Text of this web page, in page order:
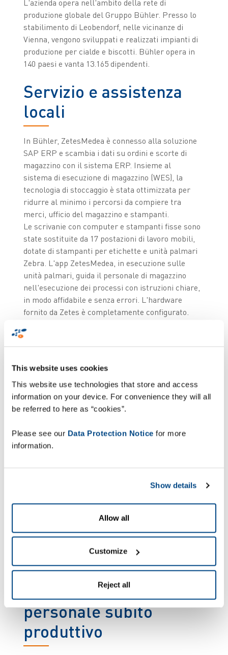
This website uses cookies
This website use technologies that store and access
information on your device. For convenience they will all
be referred to here as “cookies”.
Please see our Data Protection Notice for more
information.
Show details
Allow all
Customize
Reject all
L'azienda opera nell'ambito della rete di
produzione globale del Gruppo Bühler. Presso lo
stabilimento di Leobendorf, nelle vicinanze di
Vienna, vengono sviluppati e realizzati impianti di
produzione per cialde e biscotti. Bühler opera in
140 paesi e vanta 13.165 dipendenti.
Servizio e assistenza
locali
In Bühler, ZetesMedea è connesso alla soluzione
SAP ERP e scambia i dati su ordini e scorte di
magazzino con il sistema ERP. Insieme al
sistema di esecuzione di magazzino (WES), la
tecnologia di stoccaggio è stata ottimizzata per
ridurre al minimo i percorsi da compiere tra
merci, ufficio del magazzino e stampanti.
Le scrivanie con computer e stampanti fisse sono
state sostituite da 17 postazioni di lavoro mobili,
dotate di stampanti per etichette e unità palmari
Zebra. L'app ZetesMedea, in esecuzione sulle
unità palmari, guida il personale di magazzino
nell'esecuzione dei processi con istruzioni chiare,
in modo affidabile e senza errori. L'hardware
fornito da Zetes è completamente configurato.
Training minimo,
personale subito
produttivo